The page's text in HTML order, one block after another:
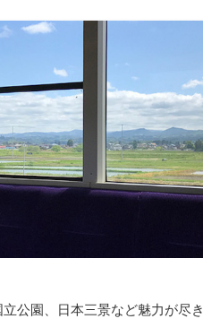
公園、日本三景など魅力が尽き